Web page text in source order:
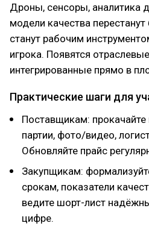
Дроны, сенсоры, аналитика
модели качества
станут рабочим
игрока. Появятся
интегрированные прямо в
Практические шаги для
Поставщикам:
партии, фото/видео,
Обновляйте прайс
Закупщикам:
срокам, показатели
ведите шорт-лист
цифре.